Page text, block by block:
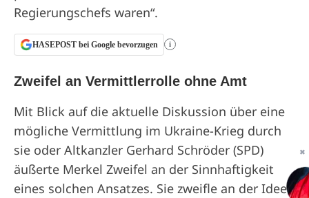
Regierungschefs waren“.
HASEPOST bei Google bevorzugen i
Zweifel an Vermittlerrolle ohne Amt
Mit Blick auf die aktuelle Diskussion über eine
mögliche Vermittlung im Ukraine-Krieg durch
sie oder Altkanzler Gerhard Schröder (SPD)
äußerte Merkel Zweifel an der Sinnhaftigkeit
eines solchen Ansatzes. Sie zweifle an der Idee,
✖